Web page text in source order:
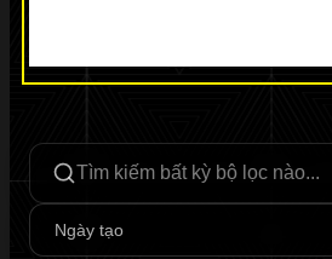
Tìm kiếm bộ lọc
Sắp xếp